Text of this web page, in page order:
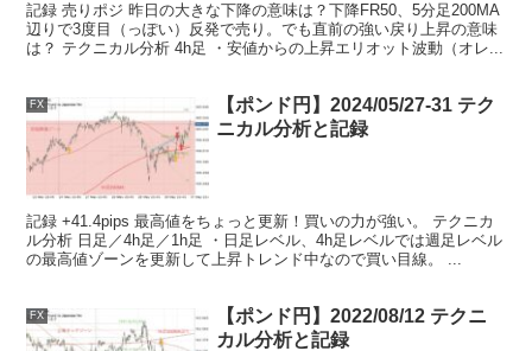
記録 売りポジ 昨日の大きな下降の意味は？下降FR50、5分足200MA
辺りで3度目（っぽい）反発で売り。でも直前の強い戻り上昇の意味
は？ テクニカル分析 4h足 ・安値からの上昇エリオット波動（オレ...
FX
【ポンド円】2024/05/27-31 テク
ニカル分析と記録
記録 +41.4pips 最高値をちょっと更新！買いの力が強い。 テクニカ
ル分析 日足／4h足／1h足 ・日足レベル、4h足レベルでは週足レベル
の最高値ゾーンを更新して上昇トレンド中なので買い目線。 ...
FX
【ポンド円】2022/08/12 テクニ
カル分析と記録